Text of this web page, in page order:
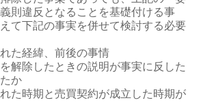
則違反となることを基礎付ける事
て下記の事実を併せて検討する必要
た経緯、前後の事情
解除したときの説明が事実に反した
か
た時期と売買契約が成立した時期が